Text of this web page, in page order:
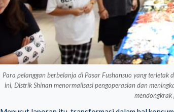
Para pelanggan berbelanja di Pasar Fushansuo yang
ini, Distrik Shinan menormalisasi pengoperasian dan
mendongkrak